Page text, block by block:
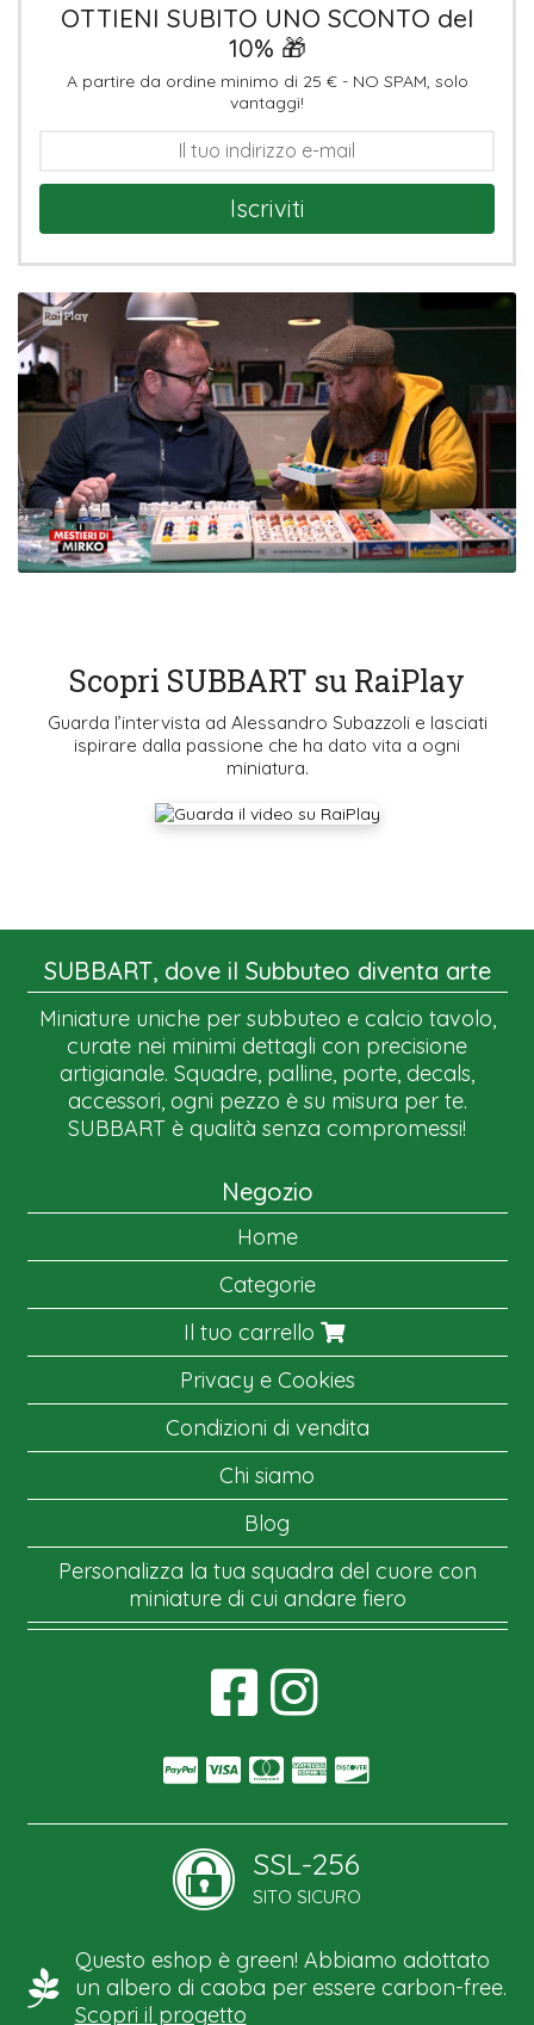
OTTIENI SUBITO UNO SCONTO del
10% 🎁
A partire da ordine minimo di 25 € - NO SPAM, solo
vantaggi!
Iscriviti
Scopri SUBBART su RaiPlay
Guarda l’intervista ad Alessandro Subazzoli e lasciati
ispirare dalla passione che ha dato vita a ogni
miniatura.
SUBBART, dove il Subbuteo diventa arte
Miniature uniche per subbuteo e calcio tavolo,
curate nei minimi dettagli con precisione
artigianale. Squadre, palline, porte, decals,
accessori, ogni pezzo è su misura per te.
SUBBART è qualità senza compromessi!
Negozio
Home
Categorie
Il tuo carrello
Privacy e Cookies
Condizioni di vendita
Chi siamo
Blog
Personalizza la tua squadra del cuore con
miniature di cui andare fiero
SSL-256
SITO SICURO
Questo eshop è green! Abbiamo adottato
un albero di caoba per essere carbon-free.
Scopri il progetto